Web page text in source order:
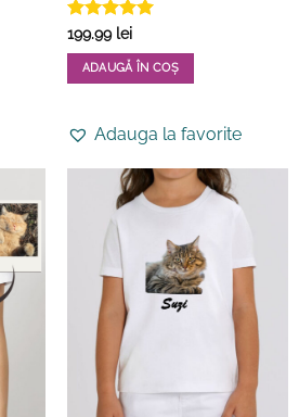
Evaluat la
5din 5
199.99 lei
ADAUGĂ ÎN COȘ
are
Opțiunile
alese
pagina
produsului.
Adauga la favorite